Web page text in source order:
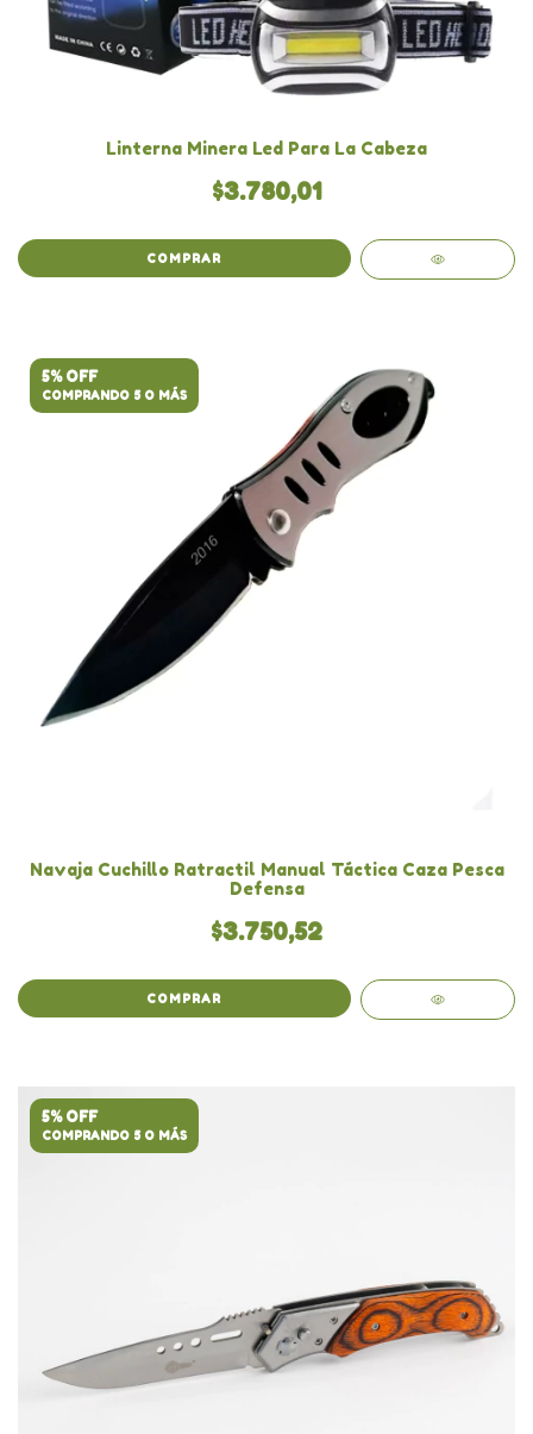
Linterna Minera Led Para La Cabeza
$3.780,01
COMPRAR
5% OFF
COMPRANDO 5 O MÁS
Navaja Cuchillo Ratractil Manual Táctica Caza Pesca
Defensa
$3.750,52
COMPRAR
5% OFF
COMPRANDO 5 O MÁS